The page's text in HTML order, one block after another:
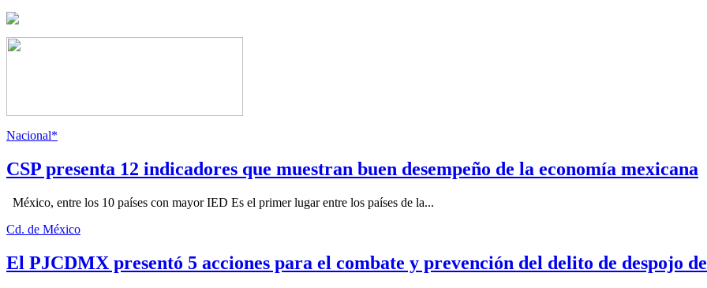
Nacional*
CSP presenta 12 indicadores que muestran buen desempeño de la economía mexicana
México, entre los 10 países con mayor IED Es el primer lugar entre los países de la...
Cd. de México
El PJCDMX presentó 5 acciones para el combate y prevención del delito de despojo